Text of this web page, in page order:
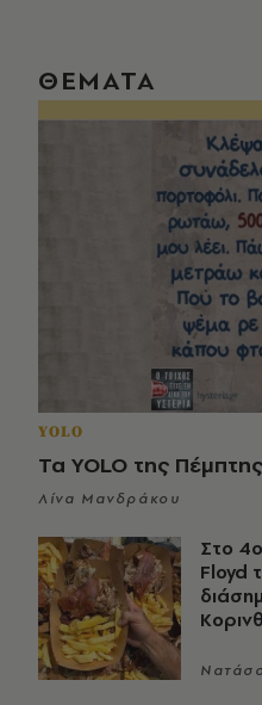
ΘΕΜΑΤΑ
YOLO
Τα YOLO της
Λίνα Μανδράκου
Στο
Floyd